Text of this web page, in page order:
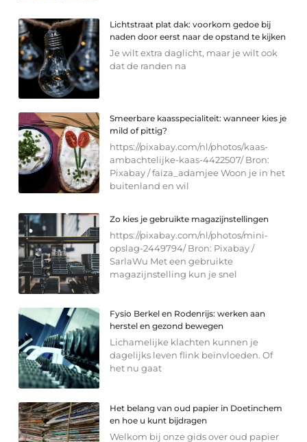
Lichtstraat plat dak: voorkom gedoe bij
naden door eerst naar de opstand te kijken
Je wilt extra daglicht, maar je wilt ook
dat de randen na
Smeerbare kaasspecialiteit: wanneer kies je
mild of pittig?
https://pixabay.com/nl/photos/kaas-
ambachtelijke-kaas-4422507/ Bron:
Pixabay / faiza_adamjee Woon je in het
buitenland en wil
Zo kies je gebruikte magazijnstellingen
https://pixabay.com/nl/photos/mini-
opslag-2449794/ Bron: Pixabay /
SarlaWu Met een gebruikte
magazijnstelling kun je snel
Fysio Berkel en Rodenrijs: werken aan
herstel en gezond bewegen
Lichamelijke klachten kunnen je
dagelijks leven flink beïnvloeden. Of
het nu gaat
Het belang van oud papier in Doetinchem
en hoe u kunt bijdragen
Welkom bij onze gids over oud papier